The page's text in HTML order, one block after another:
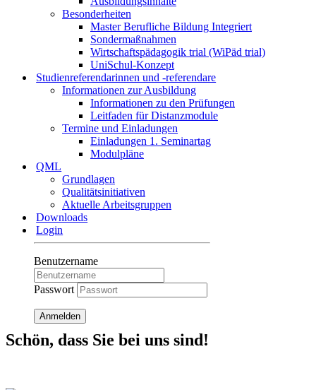
Besonderheiten
Master Berufliche Bildung Integriert
Sondermaßnahmen
Wirtschaftspädagogik trial (WiPäd trial)
UniSchul-Konzept
Studienreferendarinnen und -referendare
Informationen zur Ausbildung
Informationen zu den Prüfungen
Leitfaden für Distanzmodule
Termine und Einladungen
Einladungen 1. Seminartag
Modulpläne
QML
Grundlagen
Qualitätsinitiativen
Aktuelle Arbeitsgruppen
Downloads
Login
Benutzername
Passwort
Anmelden
Schön, dass Sie bei uns sind!